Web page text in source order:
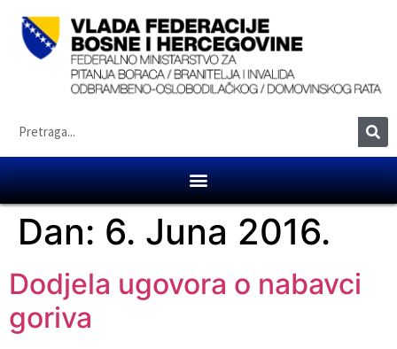
Dan: 6. Juna 2016.
Dodjela ugovora o nabavci
goriva